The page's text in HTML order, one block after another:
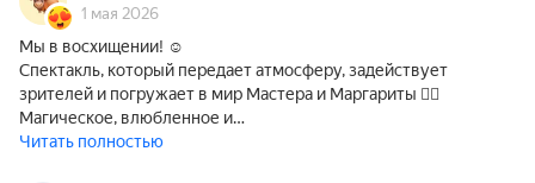
1 мая 2026
Мы в восхищении! ☺️
Спектакль, который передает атмосферу, задействует
зрителей и погружает в мир Мастера и Маргариты ❤️‍🔥
Магическое, влюбленное и…
Читать полностью